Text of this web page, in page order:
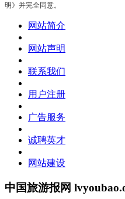
明》并完全同意。
网站简介
网站声明
联系我们
用户注册
广告服务
诚聘英才
网站建设
中国旅游报网